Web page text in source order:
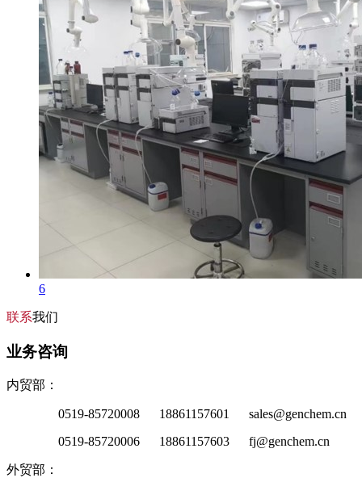
6
联系我们
业务咨询
内贸部：
0519-85720008 18861157601 sales@genchem.cn
0519-85720006 18861157603 fj@genchem.cn
外贸部：